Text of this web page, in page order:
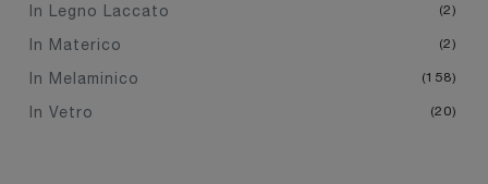
In Legno Laccato 2
In Materico 2
In Melaminico 158
In Vetro 20